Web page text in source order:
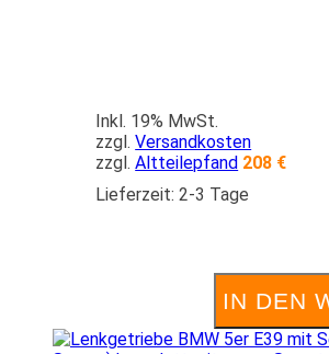
Inkl. 19% MwSt.
zzgl.Versandkosten
zzgl.Altteilepfand 208 €
Lieferzeit: 2-3 Tage
IN DEN